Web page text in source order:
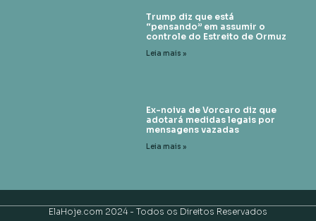
Trump diz que está
“pensando” em assumir o
controle do Estreito de Ormuz
Leia mais »
Ex-noiva de Vorcaro diz que
adotará medidas legais por
mensagens vazadas
Leia mais »
ElaHoje.com 2024 - Todos os Direitos Reservados